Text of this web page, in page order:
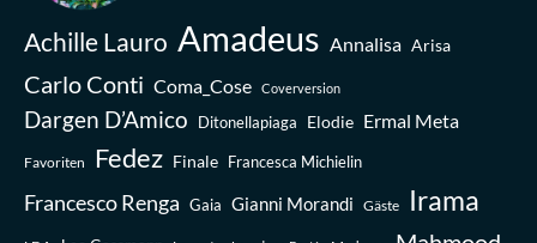
Achille Lauro Amadeus Annalisa Arisa
Carlo Conti Coma_Cose Coverversion
Dargen D’Amico Ditonellapiaga Elodie Ermal Meta
Favoriten Fedez Finale Francesca Michielin
Francesco Renga Gaia Gianni Morandi Gäste Irama